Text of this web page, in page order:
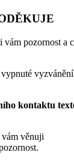
vám pozornost a
kontaktu
věnuji